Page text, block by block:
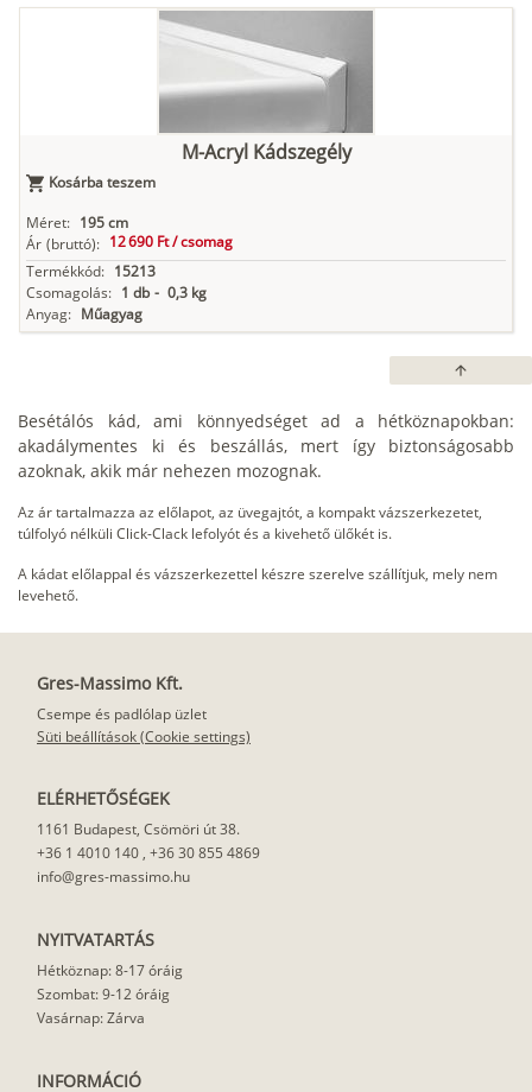
M-Acryl Kádszegély
Kosárba teszem
Méret: 195 cm
Ár (bruttó): 12 690 Ft /csomag
Termékkód: 15213
Csomagolás: 1 db - 0,3 kg
Anyag: Műagyag
arrow_upward
Besétálós kád, ami könnyedséget ad a hétköznapokban:
akadálymentes ki és beszállás, mert így biztonságosabb
azoknak, akik már nehezen mozognak.
Az ár tartalmazza az előlapot, az üvegajtót, a kompakt vázszerkezetet,
túlfolyó nélküli Click-Clack lefolyót és a kivehető ülőkét is.
A kádat előlappal és vázszerkezettel készre szerelve szállítjuk, mely nem
levehető.
Gres-Massimo Kft.
Csempe és padlólap üzlet
Süti beállítások (Cookie settings)
ELÉRHETŐSÉGEK
1161 Budapest, Csömöri út 38.
+36 1 4010 140, +36 30 855 4869
info@gres-massimo.hu
NYITVATARTÁS
Hétköznap: 8-17 óráig
Szombat: 9-12 óráig
Vasárnap: Zárva
INFORMÁCIÓ